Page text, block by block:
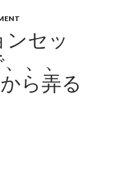
ンセッ
、、
ら弄る